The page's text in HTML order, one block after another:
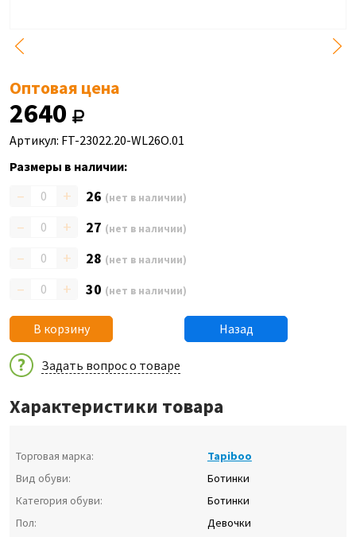
Оптовая цена
2640
Артикул: FT-23022.20-WL26O.01
Размеры в наличии:
– + 26 (нет в наличии)
– + 27 (нет в наличии)
– + 28 (нет в наличии)
– + 30 (нет в наличии)
В корзину Назад
Задать вопрос о товаре
Характеристики товара
Торговая марка:
Tapiboo
Вид обуви:
Ботинки
Категория обуви:
Ботинки
Пол:
Девочки